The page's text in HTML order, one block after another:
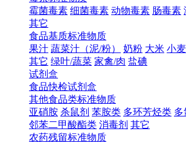
霉菌毒素 细菌毒素 动物毒素 肠毒素
其它
食品基质标准物质
果汁 蔬菜汁（泥/粉） 奶粉 大米 小麦
其它 绿叶/蔬菜 家禽/肉 盐碘
试剂盒
食品快检试剂盒
其他食品类标准物质
亚硝胺 杀鼠剂 苯胺类 多环芳烃类 多
邻苯二甲酸酯类 消毒剂 其它
农药残留标准物质